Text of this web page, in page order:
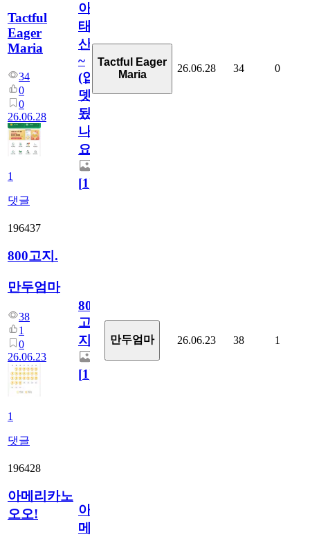
Tactful
Eager
Maria
34
0
0
26.06.28
1
댓글
아
태
산
~
(업
뎃
됬
나
요)
[1]
Tactful Eager
Maria
26.06.28 34 0
196437
800고지.
만두엄마
38
1
0
26.06.23
1
댓글
800
고
지.
[1]
만두엄마 26.06.23 38 1
196428
아메리카노
오오!
아
메